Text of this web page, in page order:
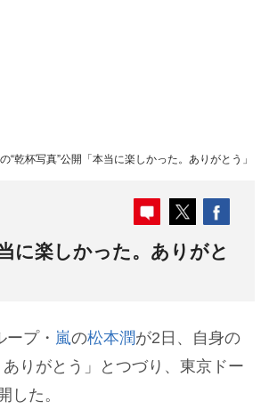
“乾杯写真”公開「本当に楽しかった。ありがとう」
に楽しかった。ありがと
プ・ 嵐の松本潤が2日、自身の
りがとう」とつづり、東京ドー
した。